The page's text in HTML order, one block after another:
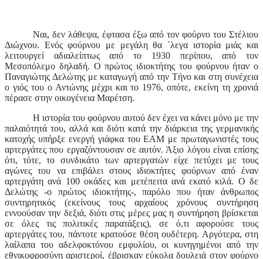
Ναι, δεν λάθεψα, έφτασα έξω από τον φούρνο του Στέλιου
Διώχνου. Ενός φούρνου με μεγάλη θα ΄λεγα ιστορία μιάς και
λειτουργεί αδιαλείπτως από το 1930 περίπου, από τον
Μεσοπόλεμο δηλαδή. Ο πρώτος ιδιοκτήτης του φούρνου ήταν ο
Παναγιώτης Δελώτης με καταγωγή από την Τήνο και στη συνέχεια
ο γιός του ο Αντώνης μέχρι και το 1976, οπότε, εκείνη τη χρονιά
πέρασε στην οικογένεια Μαρέτση.
Η ιστορία του φούρνου αυτού δεν έχει να κάνει μόνο με την
παλαιότητά του, αλλά και διότι κατά την διάρκεια της γερμανικής
κατοχής υπήρξε ενεργή γιάφκα του ΕΑΜ με πρωταγωνιστές τους
αρτεργάτες που εργαζόντουσαν σε αυτόν. Άξιο λόγου είναι επίσης
ότι, τότε, το συνδικάτο των αρτεργατών είχε πετύχει με τους
αγώνες του να επιβάλει στους ιδιοκτήτες φούρνων από έναν
αρτεργάτη ανά 100 οκάδες και μετέπειτα ανά εκατό κιλά. Ο δε
Δελώτης -ο πρώτος ιδιοκτήτης-, παρόλο που ήταν άνθρωπος
συντηρητικός (εκείνους τους αρχαίους χρόνους συντήρηση
εννοούσαν την δεξιά, διότι στις μέρες μας η συντήρηση βρίσκεται
σε όλες τις πολιτικές παρατάξεις), σε ό,τι αφορούσε τους
αρτεργάτες του, πάντοτε κρατούσε θέση ουδέτερη. Αργότερα, στη
λαίλαπα του αδελφοκτόνου εμφυλίου, οι κυνηγημένοι από την
εθνικοφροσύνη αριστεροί, έβρισκαν εύκολα δουλειά στον φούρνο